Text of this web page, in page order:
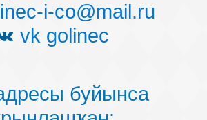
i-co@mail.ru
vk golinec
буйынса